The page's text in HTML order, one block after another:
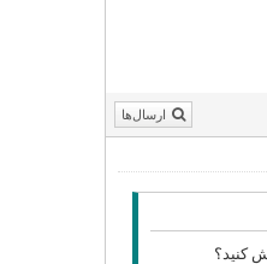
ارسال‌ها
کنید؟